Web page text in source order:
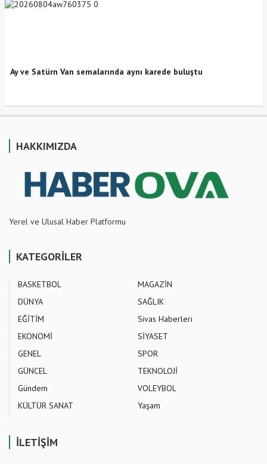
Ay ve Satürn Van semalarında aynı karede buluştu
HAKKIMIZDA
Yerel ve Ulusal Haber Platformu
KATEGORİLER
BASKETBOL
DÜNYA
EĞİTİM
EKONOMİ
GENEL
GÜNCEL
Gündem
KÜLTÜR SANAT
MAGAZİN
SAĞLIK
Sivas Haberleri
SİYASET
SPOR
TEKNOLOJİ
VOLEYBOL
Yaşam
İLETİŞİM